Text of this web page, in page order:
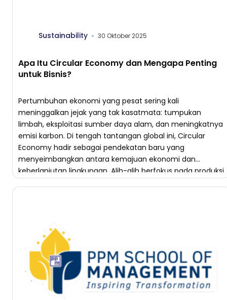
Sustainability 30 Oktober 2025
Apa Itu Circular Economy dan Mengapa Penting
untuk Bisnis?
Pertumbuhan ekonomi yang pesat sering kali
meninggalkan jejak yang tak kasatmata: tumpukan
limbah, eksploitasi sumber daya alam, dan meningkatnya
emisi karbon. Di tengah tantangan global ini, Circular
Economy hadir sebagai pendekatan baru yang
menyeimbangkan antara kemajuan ekonomi dan
keberlanjutan lingkungan. Alih-alih berfokus pada produksi